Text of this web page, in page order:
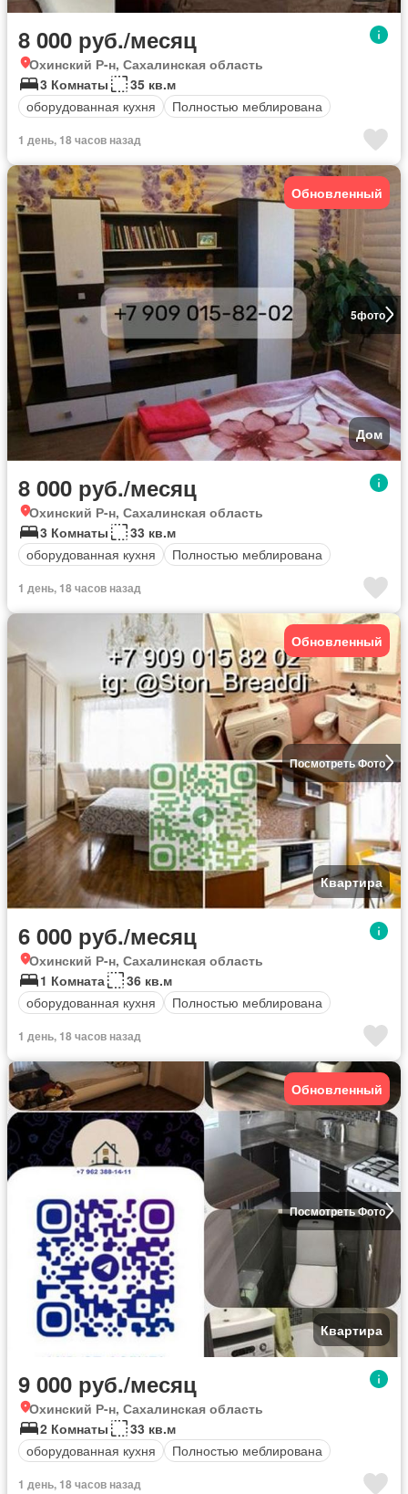
8 000 руб./месяц
Охинский Р-н, Сахалинская область
3 Комнаты
35 кв.м
оборудованная кухня
Полностью меблирована
1 день, 18 часов назад
5фото
Обновленный
Дом
8 000 руб./месяц
Охинский Р-н, Сахалинская область
3 Комнаты
33 кв.м
оборудованная кухня
Полностью меблирована
1 день, 18 часов назад
Посмотреть Фото
Обновленный
Квартира
6 000 руб./месяц
Охинский Р-н, Сахалинская область
1 Комната
36 кв.м
оборудованная кухня
Полностью меблирована
1 день, 18 часов назад
Посмотреть Фото
Обновленный
Квартира
9 000 руб./месяц
Охинский Р-н, Сахалинская область
2 Комнаты
33 кв.м
оборудованная кухня
Полностью меблирована
1 день, 18 часов назад